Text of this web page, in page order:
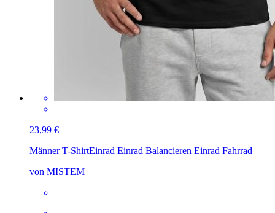
23,99 €
Männer T-ShirtEinrad Einrad Balancieren Einrad Fahrrad
von MISTEM